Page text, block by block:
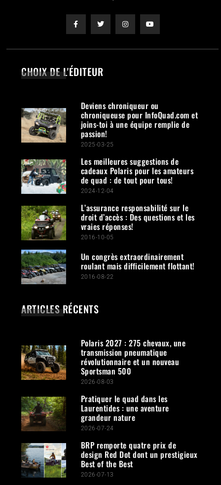
CHOIX DE L'ÉDITEUR
Deviens chroniqueur ou
chroniqueuse pour InfoQuad.com et
joins-toi à une équipe remplie de
passion!
2025-03-25
Les meilleures suggestions de
cadeaux Polaris pour les amateurs
de quad : de tout pour tous!
2024-12-04
L’assurance responsabilité sur le
droit d’accès : Des questions et les
vraies réponses!
2016-10-05
Un congrès extraordinairement
roulant mais difficilement flottant!
2016-08-22
ARTICLES RÉCENTS
Polaris 2027 : 275 chevaux, une
transmission pneumatique
révolutionnaire et un nouveau
Sportsman 500
2026-08-03
Pratiquer le quad dans les
Laurentides : une aventure
grandeur nature
2026-07-24
BRP remporte quatre prix de
design Red Dot dont un prestigieux
Best of the Best
2026-07-13